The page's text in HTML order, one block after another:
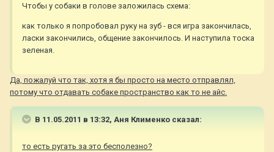
Чтобы у собаки в голове заложилась схема:
как только я попробовал руку на зуб - вся игра закончилась,
ласки закончились, общение закончилось. И наступила тоска
зеленая.
Да, пожалуй что так, хотя я бы просто на место отправлял,
потому что отдавать собаке пространство как то не айс.
В 11.05.2011 в 13:32, Аня Клименко сказал:
то есть ругать за это бесполезно?